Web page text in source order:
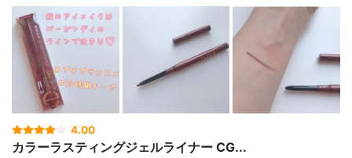
4.00
カラーラスティングジェルライナー CG...